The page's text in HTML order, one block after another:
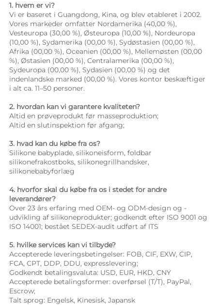
1. hvem er vi?
Vi er baseret i Guangdong, Kina, og blev etableret i 2002.
Vores markeder omfatter Nordamerika (40,00 %),
Vesteuropa (30,00 %), Østeuropa (10,00 %), Nordeuropa
(10,00 %), Sydamerika (00,00 %), Sydøstasien (00,00 %),
Afrika (00,00 %), Oceanien (00,00 %), Mellemøsten (00,00
%), Østasien (00,00 %), Centralamerika (00,00 %),
Sydeuropa (00,00 %), Sydasien (00,00 %) og det
indenlandske marked (00,00 %). Vores kontor beskæftiger
i alt ca. 11–50 personer.
2. hvordan kan vi garantere kvaliteten?
Altid en prøveprodukt før masseproduktion;
Altid en slutinspektion før afgang;
3. hvad kan du købe fra os?
Silikone babyplade, silikoneisform, foldbar
silikonefrakostboks, silikonegrillhandsker,
silikonebabyforlæg
4. hvorfor skal du købe fra os i stedet for andre
leverandører?
Over 23 års erfaring med OEM- og ODM-design og -
udvikling af silikoneprodukter; godkendt efter ISO 9001 og
ISO 14001; bestået SEDEX-audit udført af ITS
5. hvilke services kan vi tilbyde?
Accepterede leveringsbetingelser: FOB, CIF, EXW, CIP,
FCA, CPT, DDP, DDU, expresslevering;
Godkendt betalingsvaluta: USD, EUR, HKD, CNY
Accepterede betalingsformer: overførsel (T/T), PayPal,
Escrow;
Talt sprog: Engelsk, Kinesisk, Japansk